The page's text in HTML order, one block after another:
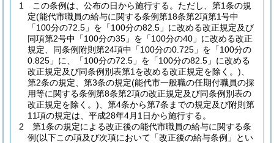
1
この条例は、公布の日から施行する。 ただし、第1条の規
定(能代市職員の給与に関する条例第18条第2項第1号中
「100分の72.5」を「100分の82.5」に改める改正規定及び
同項第2号中「100分の35」を「100分の40」に改める改正
規定、同条例附則第24項中「100分の0.725」を「100分の
0.825」に、「100分の72.5」を「100分の82.5」に改める
改正規定及び同条例別表第1を改める改正規定を除く。)
第2条の規定、第3条の規定(能代市一般職の任期付職員の採
用等に関する条例第8条第2項の改正規定及び同条例別表の
改正規定を除く。) 、第4条から第7条までの規定及び附則第
11項の規定は、平成28年4月1日から施行する。
2
第1条の規定による改正後の能代市職員の給与に関する条
例(以下この項及び次項において「改正後の給与条例」とい